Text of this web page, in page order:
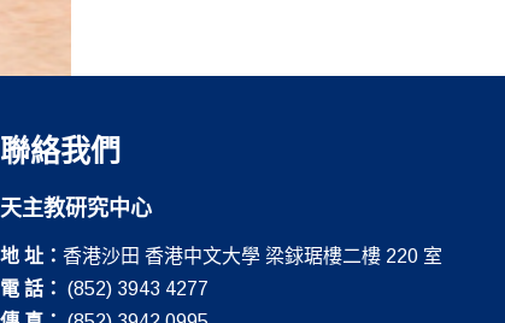
聯絡我們
天主教研究中心
地 址： 香港沙田 香港中文大學 梁銶琚樓二樓 220 室
電 話： (852) 3943 4277